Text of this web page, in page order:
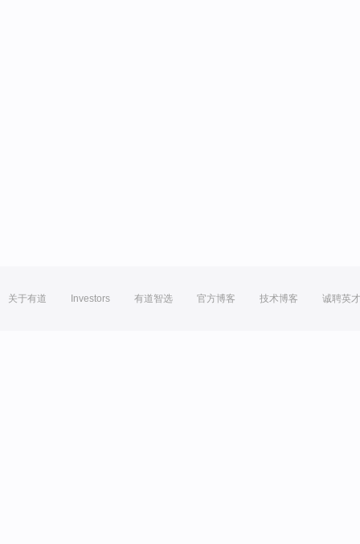
关于有道 Investors 有道智选 官方博客 技术博客 诚聘英才